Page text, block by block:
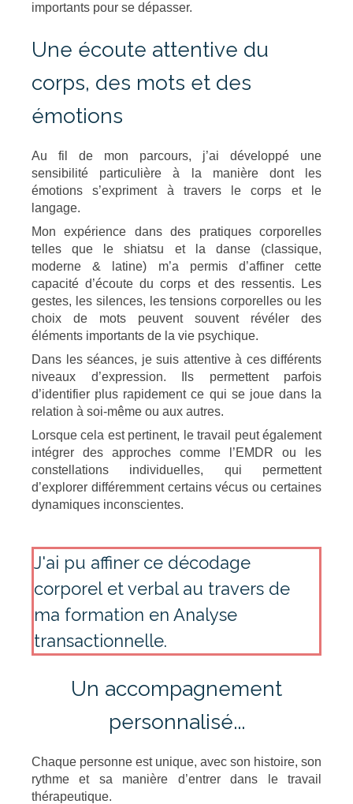
importants pour se dépasser.
Une écoute attentive du
corps, des mots et des
émotions
Au fil de mon parcours, j’ai développé une
sensibilité particulière à la manière dont les
émotions s’expriment à travers le corps et le
langage.
Mon expérience dans des pratiques corporelles
telles que le shiatsu et la danse (classique,
moderne & latine) m’a permis d’affiner cette
capacité d’écoute du corps et des ressentis. Les
gestes, les silences, les tensions corporelles ou les
choix de mots peuvent souvent révéler des
éléments importants de la vie psychique.
Dans les séances, je suis attentive à ces différents
niveaux d’expression. Ils permettent parfois
d’identifier plus rapidement ce qui se joue dans la
relation à soi-même ou aux autres.
Lorsque cela est pertinent, le travail peut également
intégrer des approches comme l’EMDR ou les
constellations individuelles, qui permettent
d’explorer différemment certains vécus ou certaines
dynamiques inconscientes.
J'ai pu affiner ce décodage
corporel et verbal au travers de
ma formation en Analyse
transactionnelle.
Un accompagnement
personnalisé...
Chaque personne est unique, avec son histoire, son
rythme et sa manière d’entrer dans le travail
thérapeutique.